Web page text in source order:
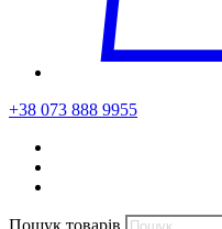
+38 073 888 9955
Пошук товарів